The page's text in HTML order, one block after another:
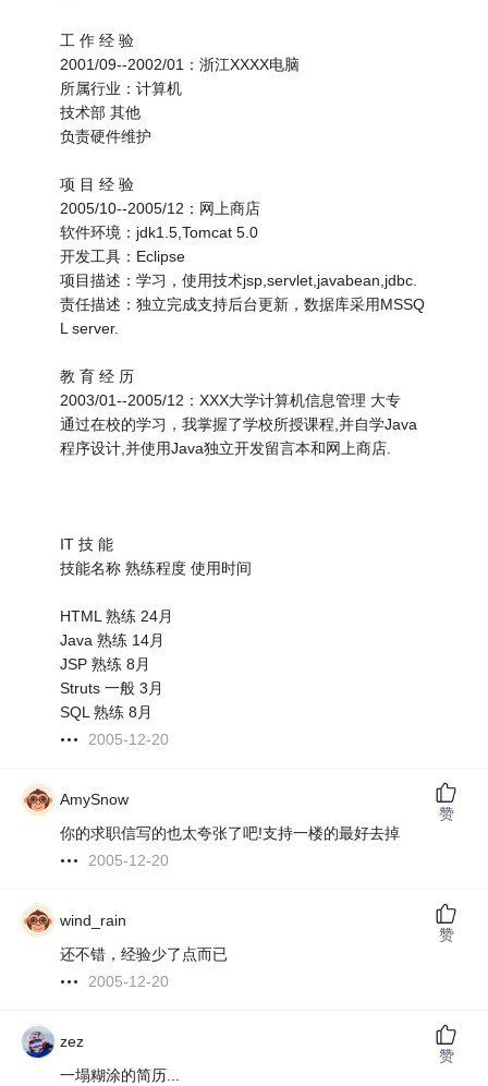
工 作 经 验
2001/09--2002/01：浙江XXXX电脑
所属行业：计算机
技术部 其他
负责硬件维护
项 目 经 验
2005/10--2005/12：网上商店
软件环境：jdk1.5,Tomcat 5.0
开发工具：Eclipse
项目描述：学习，使用技术jsp,servlet,javabean,jdbc.
责任描述：独立完成支持后台更新，数据库采用MSSQ
L server.
教 育 经 历
2003/01--2005/12：XXX大学计算机信息管理 大专
通过在校的学习，我掌握了学校所授课程,并自学Java
程序设计,并使用Java独立开发留言本和网上商店.
IT 技 能
技能名称 熟练程度 使用时间
HTML 熟练 24月
Java 熟练 14月
JSP 熟练 8月
Struts 一般 3月
SQL 熟练 8月
2005-12-20
AmySnow
你的求职信写的也太夸张了吧!支持一楼的最好去掉
2005-12-20
赞
wind_rain
还不错，经验少了点而已
2005-12-20
赞
zez
一塌糊涂的简历...
赞